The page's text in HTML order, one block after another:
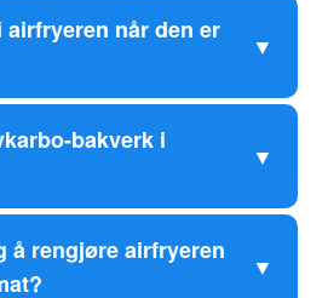
når den er
bakverk i
å rengjøre airfryeren